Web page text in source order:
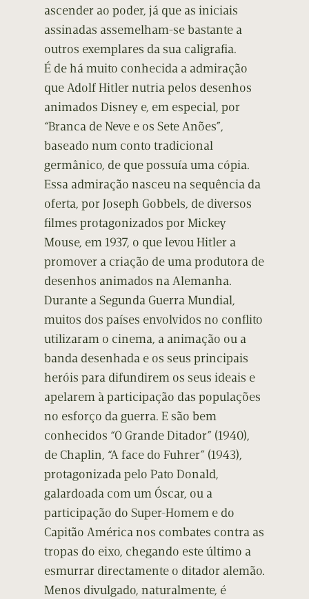
ascender ao poder, já que as iniciais
assinadas assemelham-se bastante a
outros exemplares da sua caligrafia.
É de há muito conhecida a admiração
que Adolf Hitler nutria pelos desenhos
animados Disney e, em especial, por
“Branca de Neve e os Sete Anões”,
baseado num conto tradicional
germânico, de que possuía uma cópia.
Essa admiração nasceu na sequência da
oferta, por Joseph Gobbels, de diversos
filmes protagonizados por Mickey
Mouse, em 1937, o que levou Hitler a
promover a criação de uma produtora de
desenhos animados na Alemanha.
Durante a Segunda Guerra Mundial,
muitos dos países envolvidos no conflito
utilizaram o cinema, a animação ou a
banda desenhada e os seus principais
heróis para difundirem os seus ideais e
apelarem à participação das populações
no esforço da guerra. E são bem
conhecidos “O Grande Ditador” (1940),
de Chaplin, “A face do Fuhrer” (1943),
protagonizada pelo Pato Donald,
galardoada com um Óscar, ou a
participação do Super-Homem e do
Capitão América nos combates contra as
tropas do eixo, chegando este último a
esmurrar directamente o ditador alemão.
Menos divulgado, naturalmente, é